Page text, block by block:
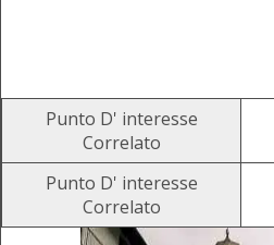
Punto D' interesse
Correlato
Punto D' interesse
Correlato